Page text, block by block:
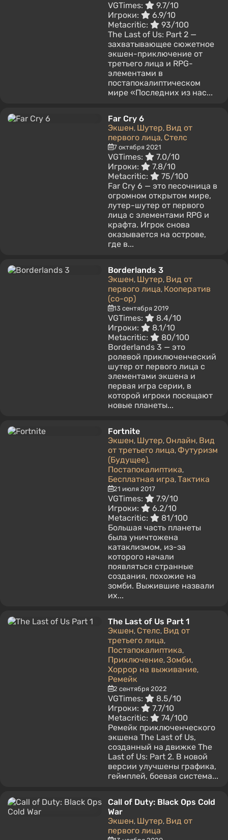
VGTimes:
9.7/10
Игроки:
6.9/10
Metacritic:
93/100
The Last of Us: Part 2 —
захватывающее сюжетное
экшен-приключение от
третьего лица и RPG-
элементами в
постапокалиптическом
мире «Последних из нас...
Far Cry 6
Экшен, Шутер, Вид от
первого лица, Стелс
7 октября 2021
VGTimes:
7.0/10
Игроки:
7.8/10
Metacritic:
75/100
Far Cry 6 — это песочница в
огромном открытом мире,
лутер-шутер от первого
лица с элементами RPG и
крафта. Игрок снова
оказывается на острове,
где в...
Borderlands 3
Экшен, Шутер, Вид от
первого лица, Кооператив
(co-op)
13 сентября 2019
VGTimes:
8.4/10
Игроки:
8.1/10
Metacritic:
80/100
Borderlands 3 — это
ролевой приключенческий
шутер от первого лица с
элементами экшена и
первая игра серии, в
которой игроки посещают
новые планеты...
Fortnite
Экшен, Шутер, Онлайн, Вид
от третьего лица, Футуризм
(Будущее),
Постапокалиптика,
Бесплатная игра, Тактика
21 июля 2017
VGTimes:
7.9/10
Игроки:
6.2/10
Metacritic:
81/100
Большая часть планеты
была уничтожена
катаклизмом, из-за
которого начали
появляться странные
создания, похожие на
зомби. Выжившие назвали
их...
The Last of Us Part 1
Экшен, Стелс, Вид от
третьего лица,
Постапокалиптика,
Приключение, Зомби,
Хоррор на выживание,
Ремейк
2 сентября 2022
VGTimes:
8.5/10
Игроки:
7.7/10
Metacritic:
74/100
Ремейк приключенческого
экшена The Last of Us,
созданный на движке The
Last of Us: Part 2. В новой
версии улучшены графика,
геймплей, боевая система...
Call of Duty: Black Ops Cold
War
Экшен, Шутер, Вид от
первого лица